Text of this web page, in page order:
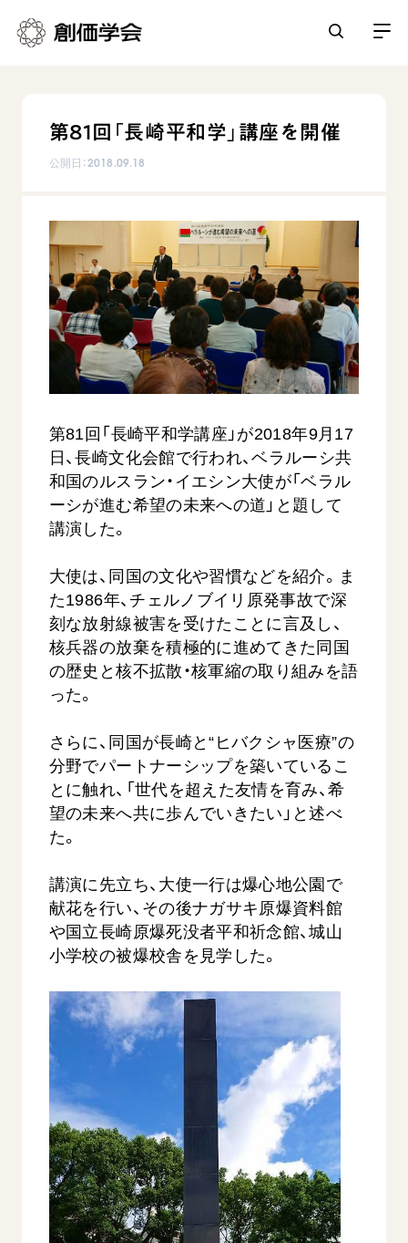
御本尊
聖典
日蓮大聖人の仏法（教学入門）
釈尊～法華経
日蓮大聖人
創価学会の三代会長
初代会長・牧口常三郎先生
第2代会長・戸田城聖先生
第3代会長・池田大作先生
日常の活動
朝晩の祈り（勤行・唱題）
座談会
仏法を学ぶ
仏法を語る
主な行事
年間の活動について
彼岸
平和・文化・教育
「平和の文化」を構築
核兵器の廃絶に向け連帯を拡大
「人権文化」「ジェンダー平等」を促進
「持続可能な開発目標（SDGs）」の取り組み
人道支援
展示活動
教育本部の活動
図書贈呈
世界の創価学会
各国ウェブサイト
世界の創価学会の歴史
基本情報
創価学会 会憲
創価学会 社会憲章
組織・機構
会長・理事長・各部長の紹介
沿革
入会について
関連団体
道府県中心会館
会員サポート
座談会御書ｅ講義
小説『新・人間革命』『人間革命』要旨
御書検索［新版］
関連リンク
創価学会総本部
墓地公園・納骨堂
聖教ブックストア
soka youth media
Soka Gakkai グローバルサイト
SGIピースサイト
ご意見
ご利用にあたって
【被爆証言】「原爆の子」として生きた80年
広島県 早志百…
2026.08.06
動画
証言
第81回「長崎平和学」講座を開催
公開日：2018.09.18
第81回「長崎平和学講座」が2018年9月17
日、長崎文化会館で行われ、ベラルーシ共
和国のルスラン・イエシン大使が「ベラル
ーシが進む希望の未来への道」と題して
講演した。
大使は、同国の文化や習慣などを紹介。ま
た1986年、チェルノブイリ原発事故で深
刻な放射線被害を受けたことに言及し、
核兵器の放棄を積極的に進めてきた同国
の歴史と核不拡散・核軍縮の取り組みを語
った。
さらに、同国が長崎と“ヒバクシャ医療”の
分野でパートナーシップを築いているこ
とに触れ、「世代を超えた友情を育み、希
望の未来へ共に歩んでいきたい」と述べ
た。
講演に先立ち、大使一行は爆心地公園で
献花を行い、その後ナガサキ原爆資料館
や国立長崎原爆死没者平和祈念館、城山
小学校の被爆校舎を見学した。